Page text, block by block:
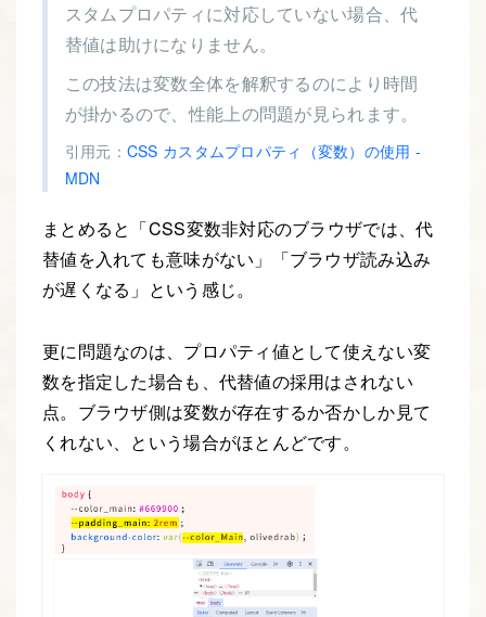
スタムプロパティに対応していない場合、代
替値は助けになりません。
この技法は変数全体を解釈するのにより時間
が掛かるので、性能上の問題が見られます。
引用元： CSS カスタムプロパティ（変数）の使用 -
MDN
まとめると「CSS変数非対応のブラウザでは、代
替値を入れても意味がない」「ブラウザ読み込み
が遅くなる」という感じ。
更に問題なのは、プロパティ値として使えない変
数を指定した場合も、代替値の採用はされない
点。ブラウザ側は変数が存在するか否かしか見て
くれない、という場合がほとんどです。